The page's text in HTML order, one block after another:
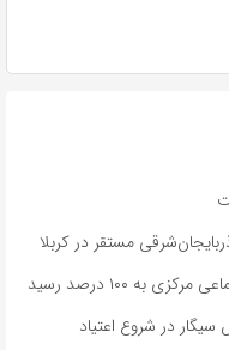
۱۰۰ درصد رسید
سیگار در شروع اعتیاد